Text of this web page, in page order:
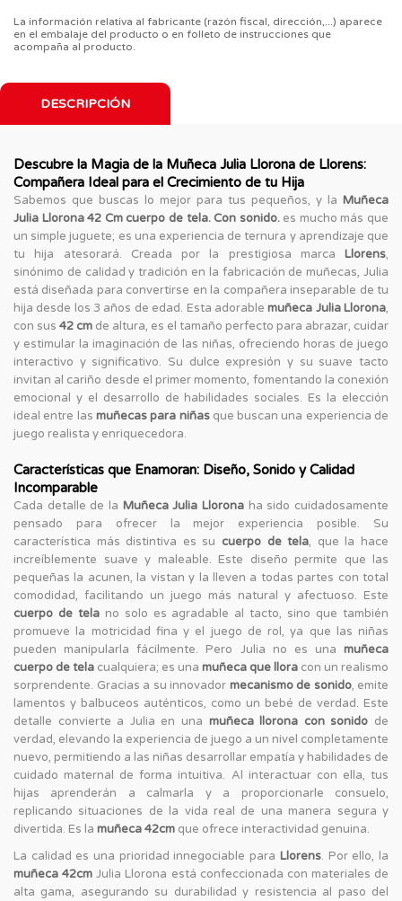
La información relativa al fabricante (razón fiscal, dirección,...) aparece
en el embalaje del producto o en folleto de instrucciones que
acompaña al producto.
DESCRIPCIÓN
Descubre la Magia de la Muñeca Julia Llorona de Llorens:
Compañera Ideal para el Crecimiento de tu Hija
Sabemos que buscas lo mejor para tus pequeños, y la Muñeca
Julia Llorona 42 Cm cuerpo de tela. Con sonido.es mucho más que
un simple juguete; es una experiencia de ternura y aprendizaje que
tu hija atesorará. Creada por la prestigiosa marca Llorens,
sinónimo de calidad y tradición en la fabricación de muñecas, Julia
está diseñada para convertirse en la compañera inseparable de tu
hija desde los 3 años de edad. Esta adorablemuñeca Julia Llorona,
con sus 42 cm de altura, es el tamaño perfecto para abrazar, cuidar
y estimular la imaginación de las niñas, ofreciendo horas de juego
interactivo y significativo. Su dulce expresión y su suave tacto
invitan al cariño desde el primer momento, fomentando la conexión
emocional y el desarrollo de habilidades sociales. Es la elección
ideal entre las muñecas para niñasque buscan una experiencia de
juego realista y enriquecedora.
Características que Enamoran: Diseño, Sonido y Calidad
Incomparable
Cada detalle de la Muñeca Julia Llorona ha sido cuidadosamente
pensado para ofrecer la mejor experiencia posible. Su
característica más distintiva es su cuerpo de tela, que la hace
increíblemente suave y maleable. Este diseño permite que las
pequeñas la acunen, la vistan y la lleven a todas partes con total
comodidad, facilitando un juego más natural y afectuoso. Este
cuerpo de telano solo es agradable al tacto, sino que también
promueve la motricidad fina y el juego de rol, ya que las niñas
pueden manipularla fácilmente. Pero Julia no es una muñeca
cuerpo de tela cualquiera; es una muñeca que llora con un realismo
sorprendente. Gracias a su innovador mecanismo de sonido, emite
lamentos y balbuceos auténticos, como un bebé de verdad. Este
detalle convierte a Julia en una muñeca llorona con sonido de
verdad, elevando la experiencia de juego a un nivel completamente
nuevo, permitiendo a las niñas desarrollar empatía y habilidades de
cuidado maternal de forma intuitiva. Al interactuar con ella, tus
hijas aprenderán a calmarla y a proporcionarle consuelo,
replicando situaciones de la vida real de una manera segura y
divertida. Es la muñeca 42cm que ofrece interactividad genuina.
La calidad es una prioridad innegociable para Llorens. Por ello, la
muñeca 42cm Julia Llorona está confeccionada con materiales de
alta gama, asegurando su durabilidad y resistencia al paso del